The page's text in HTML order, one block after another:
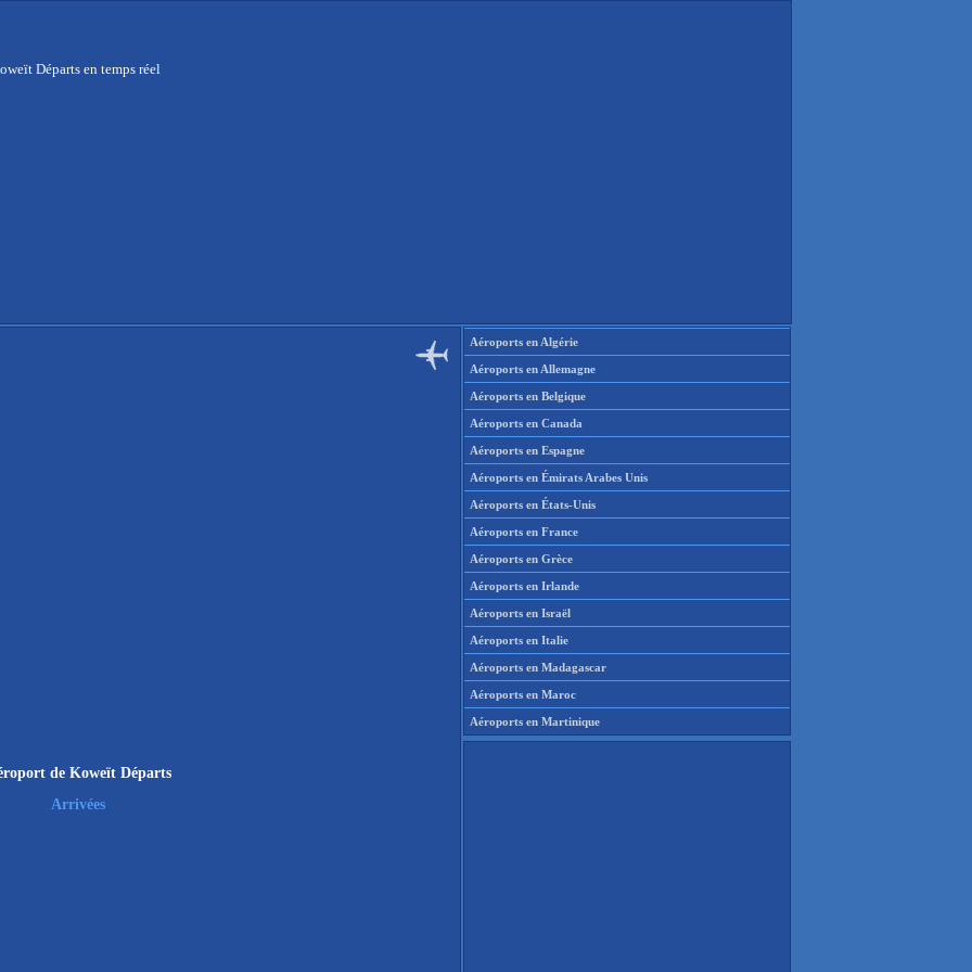
Départs en temps réel
de Koweït Départs
Arrivées
Aéroports en Algérie
Aéroports en Allemagne
Aéroports en Belgique
Aéroports en Canada
Aéroports en Espagne
Aéroports en Émirats Arabes Unis
Aéroports en États-Unis
Aéroports en France
Aéroports en Grèce
Aéroports en Irlande
Aéroports en Israël
Aéroports en Italie
Aéroports en Madagascar
Aéroports en Maroc
Aéroports en Martinique